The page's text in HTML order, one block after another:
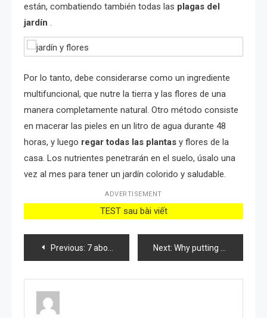
están, combatiendo también todas las plagas del
jardín .
Por lo tanto, debe considerarse como un ingrediente
multifuncional, que nutre la tierra y las flores de una
manera completamente natural. Otro método consiste
en macerar las pieles en un litro de agua durante 48
horas, y luego regar todas las plantas y flores de la
casa. Los nutrientes penetrarán en el suelo, úsalo una
vez al mes para tener un jardín colorido y saludable.
ADVERTISEMENT
TEST sau bài viết
Post
navigation
Previous: 7 abonos naturales caseros para usar en el jardín y para abonar tus plantas Next: Why putting a glass of water near the radiator could save you money